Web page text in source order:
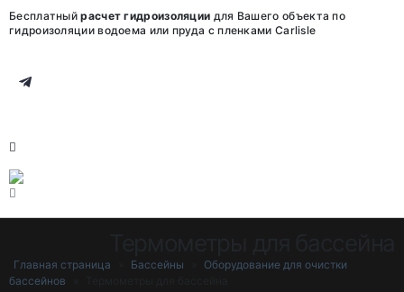
Бесплатныйрасчет гидроизоляции для Вашего объекта по
гидроизоляции водоема или пруда с пленками Carlisle
Главная страница Бассейны
Оборудование для очистки
бассейнов